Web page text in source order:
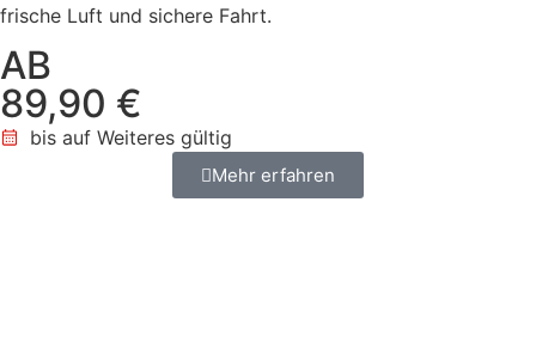
frische Luft und sichere Fahrt.
AB
89,90 €
bis auf Weiteres gültig
Mehr erfahren